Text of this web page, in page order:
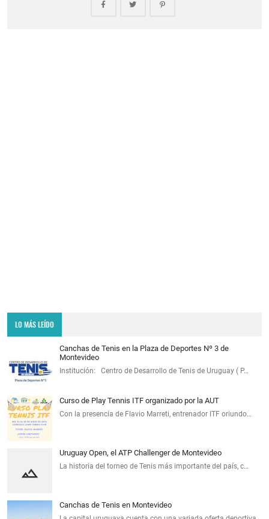
LO MÁS LEÍDO
Canchas de Tenis en la Plaza de Deportes Nº 3 de
Montevideo
Institución: Centro de Desarrollo de Tenis de Uruguay ( P…
Curso de Play Tennis ITF organizado por la AUT
Con la presencia de Flavio Marreti, entrenador ITF oriundo…
Uruguay Open, el ATP Challenger de Montevideo
La historia del torneo de Tenis más importante del país, c…
Canchas de Tenis en Montevideo